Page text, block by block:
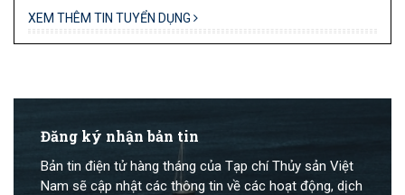
XEM THÊM TIN TUYỂN DỤNG
Đăng ký nhận bản tin
Bản tin điện tử hàng tháng của Tạp chí Thủy sản Việt
Nam sẽ cập nhật các thông tin về các hoạt động, dịch